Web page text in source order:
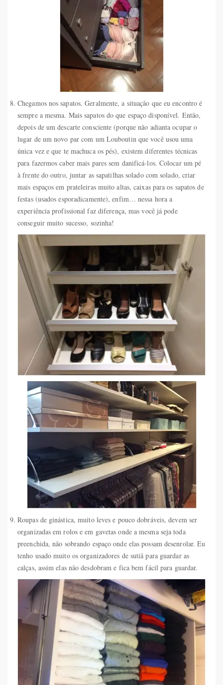
Chegamos nos sapatos. Geralmente, a situação que eu encontro é
sempre a mesma. Mais sapatos do que espaço disponível. Então,
depois de um descarte consciente (porque não adianta ocupar o
lugar de um novo par com um Louboutin que você usou uma
única vez e que te machuca os pés), existem diferentes técnicas
para fazermos caber mais pares sem danificá-los. Colocar um pé
à frente do outro, juntar as sapatilhas solado com solado, criar
mais espaços em prateleiras muito altas, caixas para os sapatos de
festas (usados esporadicamente), enfim… nessa hora a
experiência profissional faz diferença, mas você já pode
conseguir muito sucesso, sozinha!
Roupas de ginástica, muito leves e pouco dobráveis, devem ser
organizadas em rolos e em gavetas onde a mesma seja toda
preenchida, não sobrando espaço onde elas possam desenrolar. Eu
tenho usado muito os organizadores de sutiã para guardar as
calças, assim elas não desdobram e fica bem fácil para guardar.